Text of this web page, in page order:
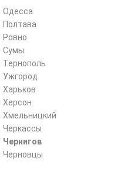
Одесса
Полтава
Ровно
Сумы
Тернополь
Ужгород
Харьков
Херсон
Хмельницкий
Черкассы
Чернигов
Черновцы